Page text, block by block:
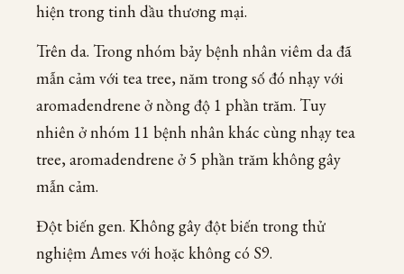
hiện trong tinh dầu thương mại.
Trên da. Trong nhóm bảy bệnh nhân viêm da đã
mẫn cảm với tea tree, năm trong số đó nhạy với
aromadendrene ở nồng độ 1 phần trăm. Tuy
nhiên ở nhóm 11 bệnh nhân khác cùng nhạy tea
tree, aromadendrene ở 5 phần trăm không gây
mẫn cảm.
Đột biến gen. Không gây đột biến trong thử
nghiệm Ames với hoặc không có S9.